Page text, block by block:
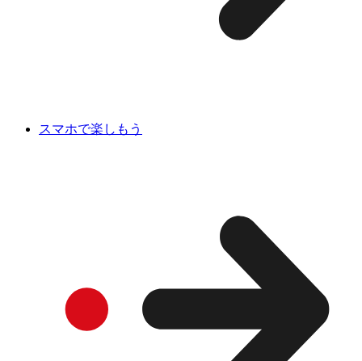
スマホで楽しもう